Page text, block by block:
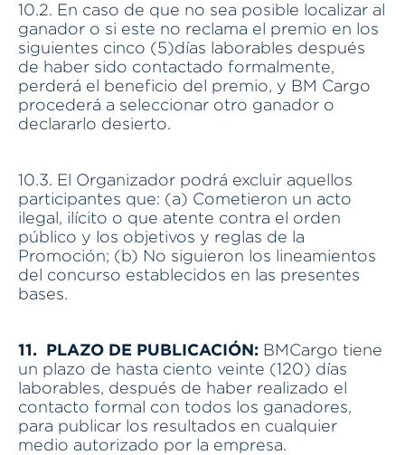
10.2. En caso de que no sea posible localizar al
ganador o si este no reclama el premio en los
siguientes cinco (5)días laborables después
de haber sido contactado formalmente,
perderá el beneficio del premio, y BM Cargo
procederá a seleccionar otro ganador o
declararlo desierto.
10.3. El Organizador podrá excluir aquellos
participantes que: (a) Cometieron un acto
ilegal, ilícito o que atente contra el orden
público y los objetivos y reglas de la
Promoción; (b) No siguieron los lineamientos
del concurso establecidos en las presentes
bases.
11. PLAZO DE PUBLICACIÓN: BMCargo tiene
un plazo de hasta ciento veinte (120) días
laborables, después de haber realizado el
contacto formal con todos los ganadores,
para publicar los resultados en cualquier
medio autorizado por la empresa.